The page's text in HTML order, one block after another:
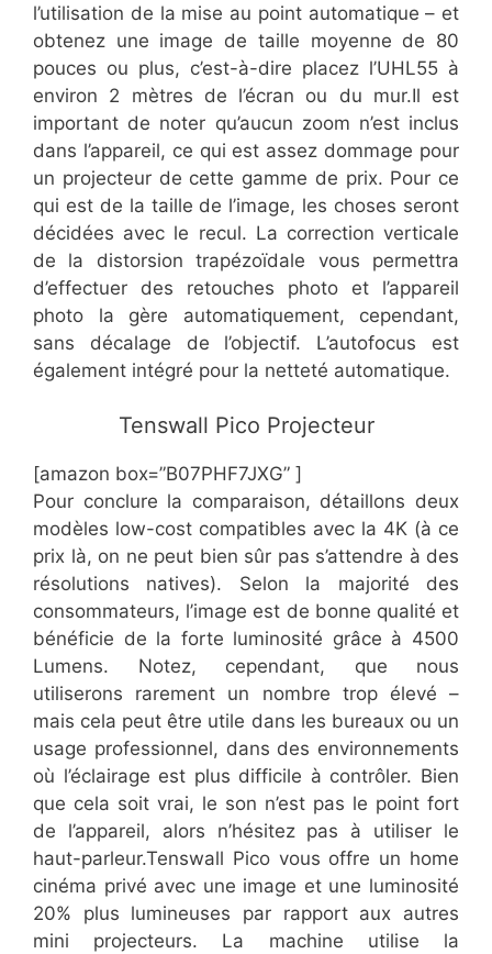
l’utilisation de la mise au point automatique – et
obtenez une image de taille moyenne de 80
pouces ou plus, c’est-à-dire placez l’UHL55 à
environ 2 mètres de l’écran ou du mur.Il est
important de noter qu’aucun zoom n’est inclus
dans l’appareil, ce qui est assez dommage pour
un projecteur de cette gamme de prix. Pour ce
qui est de la taille de l’image, les choses seront
décidées avec le recul. La correction verticale
de la distorsion trapézoïdale vous permettra
d’effectuer des retouches photo et l’appareil
photo la gère automatiquement, cependant,
sans décalage de l’objectif. L’autofocus est
également intégré pour la netteté automatique.
​Tenswall Pico Projecteur
[amazon box=”​B07PHF7JXG” ]
​Pour conclure la comparaison, détaillons deux
modèles low-cost compatibles avec la 4K (à ce
prix là, on ne peut bien sûr pas s’attendre à des
résolutions natives). Selon la majorité des
consommateurs, l’image est de bonne qualité et
bénéficie de la forte luminosité grâce à 4500
Lumens. Notez, cependant, que nous
utiliserons rarement un nombre trop élevé –
mais cela peut être utile dans les bureaux ou un
usage professionnel, dans des environnements
où l’éclairage est plus difficile à contrôler. Bien
que cela soit vrai, le son n’est pas le point fort
de l’appareil, alors n’hésitez pas à utiliser le
haut-parleur.Tenswall Pico vous offre un home
cinéma privé avec une image et une luminosité
20% plus lumineuses par rapport aux autres
mini projecteurs. La machine utilise la